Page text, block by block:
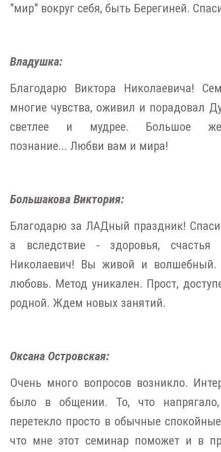
"мир" вокруг себя, быть Берегиней.
Владушка:
Благодарю Виктора Николаевича!
многие чувства, оживил и порадовал
светлее и мудрее. Большое
познание... Любви вам и мира!
Большакова Виктория:
Благодарю за ЛАДный праздник!
а вследствие - здоровья,
Николаевич! Вы живой и
любовь. Метод уникален. Прост,
родной. Ждем новых занятий.
Оксана Островская:
Очень много вопросов возникло.
было в общении. То, что напрягало,
перетекло просто в обычные
что мне этот семинар поможет и в